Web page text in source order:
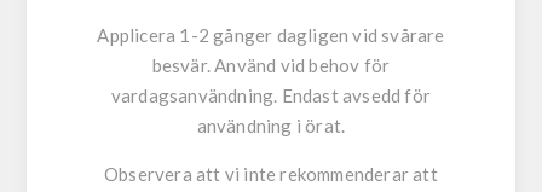
Applicera 1-2 gånger dagligen vid svårare
besvär. Använd vid behov för
vardagsanvändning. Endast avsedd för
användning i örat.
Observera att vi inte rekommenderar att